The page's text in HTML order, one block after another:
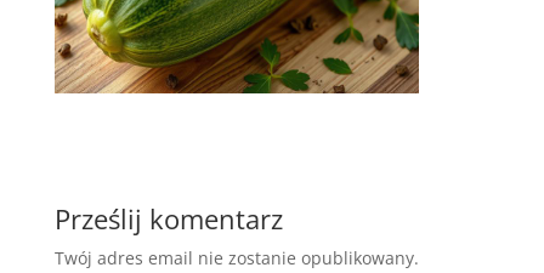
Prześlij komentarz
Twój adres email nie zostanie opublikowany.